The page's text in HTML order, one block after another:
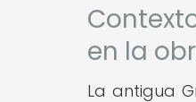
en la
La antigua